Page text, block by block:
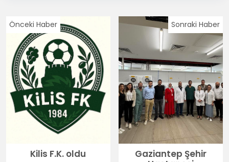
Önceki Haber
Kilis F.K. oldu
Sonraki Haber
Gaziantep Şehir